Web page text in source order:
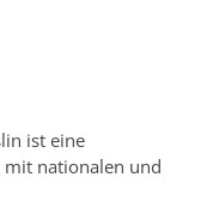
ist eine
nationalen und